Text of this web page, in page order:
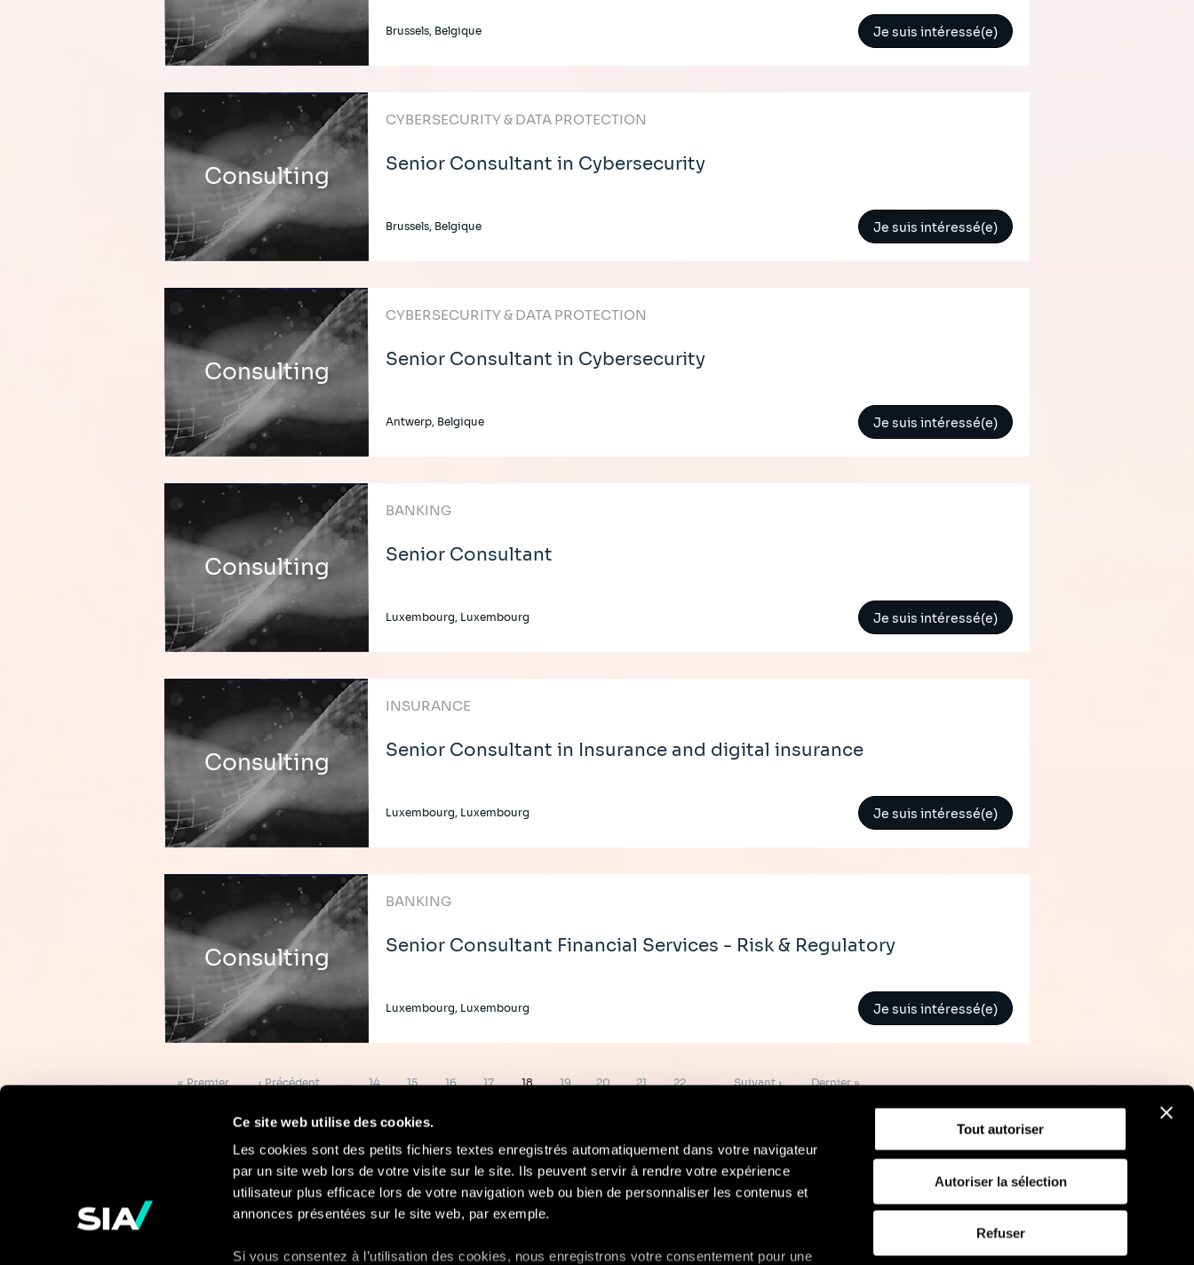
Ce site web utilise des cookies.
Les cookies sont des petits fichiers textes enregistrés automatiquement dans votre navigateur
par un site web lors de votre visite sur le site. Ils peuvent servir à rendre votre expérience
utilisateur plus efficace lors de votre navigation web ou bien de personnaliser les contenus et
annonces présentées sur le site web, par exemple.
Si vous consentez à l’utilisation des cookies, nous enregistrons votre consentement pour une
Tout autoriser
Autoriser la sélection
Refuser
Brussels, Belgique Je suis intéressé(e)
Consulting
CYBERSECURITY & DATA PROTECTION
Senior Consultant in Cybersecurity
Brussels, Belgique Je suis intéressé(e)
Consulting
CYBERSECURITY & DATA PROTECTION
Senior Consultant in Cybersecurity
Antwerp, Belgique Je suis intéressé(e)
Consulting
BANKING
Senior Consultant
Luxembourg, Luxembourg Je suis intéressé(e)
Consulting
INSURANCE
Senior Consultant in Insurance and digital insurance
Luxembourg, Luxembourg Je suis intéressé(e)
Consulting
BANKING
Senior Consultant Financial Services - Risk & Regulatory
Luxembourg, Luxembourg Je suis intéressé(e)
Première
« Premier
Page
‹ Précédent … Page
14 Page
15 Page
16 Page
17 Page
18 Page
19 Page
20 Page
21 Page
22 …
Page
Suivant ›
Dernière
Dernier »
Pour en savoir
plus
Contact Mentions Légales Politique d'utilisation des cookies